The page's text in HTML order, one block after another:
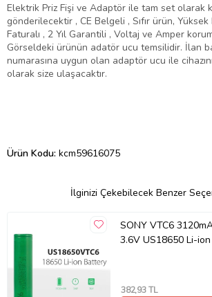
Elektrik Priz Fişi ve Adaptör ile tam set olarak
gönderilecektir , CE Belgeli , Sıfır ürün, Yüksek
Faturalı , 2 Yıl Garantili , Voltaj ve Amper
Görseldeki ürünün adatör ucu temsilidir. İlan
numarasına uygun olan adaptör ucu ile
olarak size ulaşacaktır.
Ürün Kodu: kcm59616075
İlginizi Çekebilecek Benzer
SONY VTC6
3.6V US18650 Li-
382,93 TL